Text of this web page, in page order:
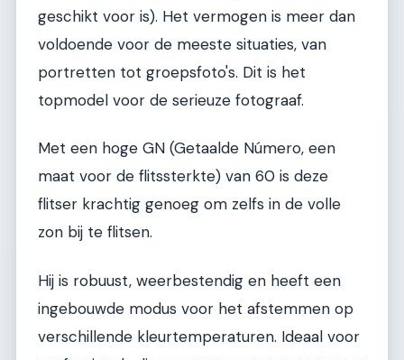
geschikt voor is). Het vermogen is meer dan
voldoende voor de meeste situaties, van
portretten tot groepsfoto's. Dit is het
topmodel voor de serieuze fotograaf.
Met een hoge GN (Getaalde Número, een
maat voor de flitssterkte) van 60 is deze
flitser krachtig genoeg om zelfs in de volle
zon bij te flitsen.
Hij is robuust, weerbestendig en heeft een
ingebouwde modus voor het afstemmen op
verschillende kleurtemperaturen. Ideaal voor